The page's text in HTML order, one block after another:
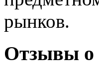
рынков.
Отзывы о